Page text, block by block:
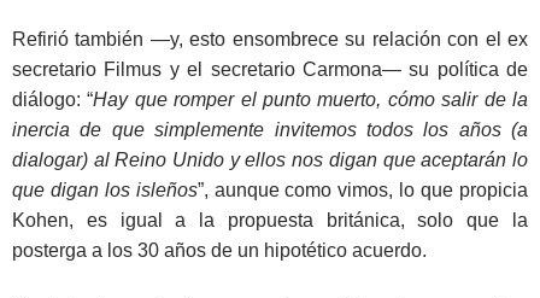
Refirió también —y, esto ensombrece su relación con el ex
secretario Filmus y el secretario Carmona— su política de
diálogo: “Hay que romper el punto muerto, cómo salir de la
inercia de que simplemente invitemos todos los años (a
dialogar) al Reino Unido y ellos nos digan que aceptarán lo
que digan los isleños”, aunque como vimos, lo que propicia
Kohen, es igual a la propuesta británica, solo que la
posterga a los 30 años de un hipotético acuerdo.